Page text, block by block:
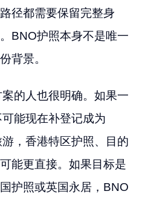
径都需要保留完整身
BNO护照本身不是唯一
背景。
的人也很明确。如果一
能现在补登记成为
，香港特区护照、目的
能更直接。如果目标是
护照或英国永居，BNO